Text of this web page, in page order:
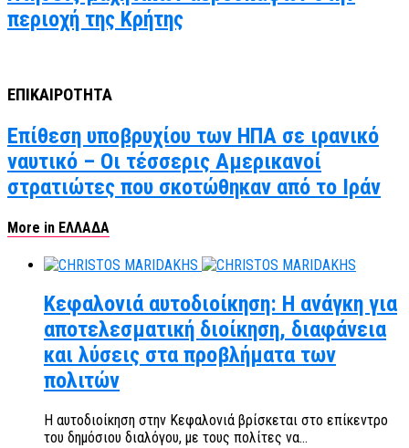
περιοχή της Κρήτης
ΕΠΙΚΑΙΡΟΤΗΤΑ
Επίθεση υποβρυχίου των ΗΠΑ σε ιρανικό
ναυτικό – Οι τέσσερις Αμερικανοί
στρατιώτες που σκοτώθηκαν από το Ιράν
More in ΕΛΛΑΔΑ
Κεφαλονιά αυτοδιοίκηση: Η ανάγκη για
αποτελεσματική διοίκηση, διαφάνεια
και λύσεις στα προβλήματα των
πολιτών
Η αυτοδιοίκηση στην Κεφαλονιά βρίσκεται στο επίκεντρο
του δημόσιου διαλόγου, με τους πολίτες να...